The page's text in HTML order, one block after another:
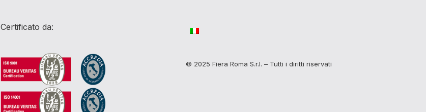
Certificato da:
© 2025 Fiera Roma S.r.l. – Tutti i diritti riservati